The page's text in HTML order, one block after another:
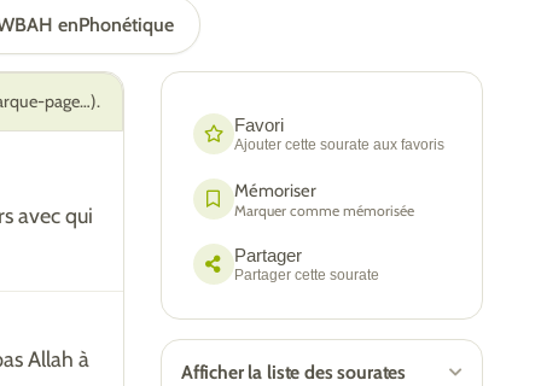
enPhonétique
page…).
avec qui
Allah à
Favori
Ajouter cette sourate aux favoris
Mémoriser
Marquer comme mémorisée
Partager
Partager cette sourate
Afficher la liste des sourates